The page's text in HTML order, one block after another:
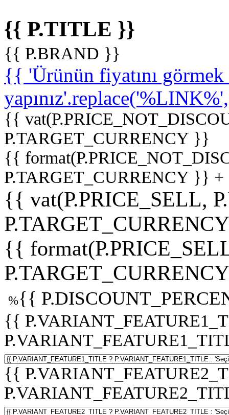
{{ P.TITLE }}
{{ P.BRAND }}
{{ 'Ürünün fiyatını
{{
P.TARGET_CURRENCY }}
{{
P.TARGET_CURRENCY }}
{{ vat(P.PRICE_SELL,
{{
%{{
{{
{{